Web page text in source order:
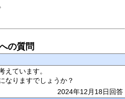
の質問
えています。
なりますでしょうか？
2024年12月18日回答